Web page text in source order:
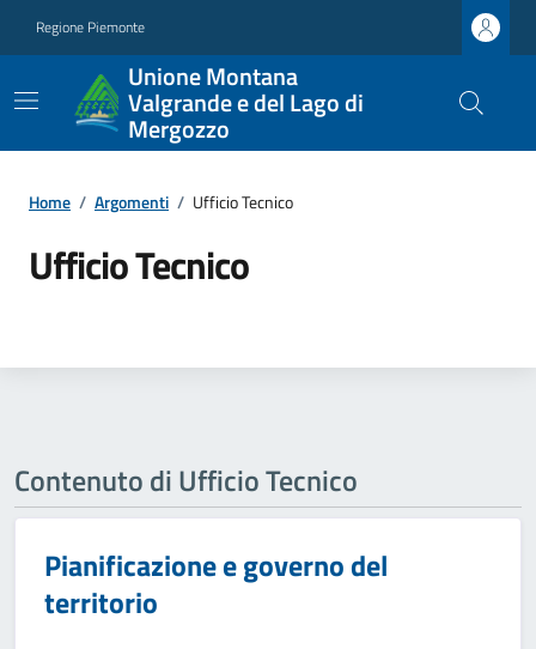
Regione Piemonte
Unione Montana
Valgrande e del Lago di
Mergozzo
Home / Argomenti / Ufficio Tecnico
Ufficio Tecnico
Contenuto di Ufficio Tecnico
Pianificazione e governo del
territorio